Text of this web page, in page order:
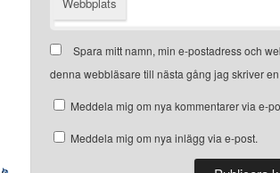
Webbplats
Spara mitt namn, min e-postadress och
denna webbläsare till nästa gång jag skriver
Meddela mig om nya kommentarer via e-
Meddela mig om nya inlägg via e-post.